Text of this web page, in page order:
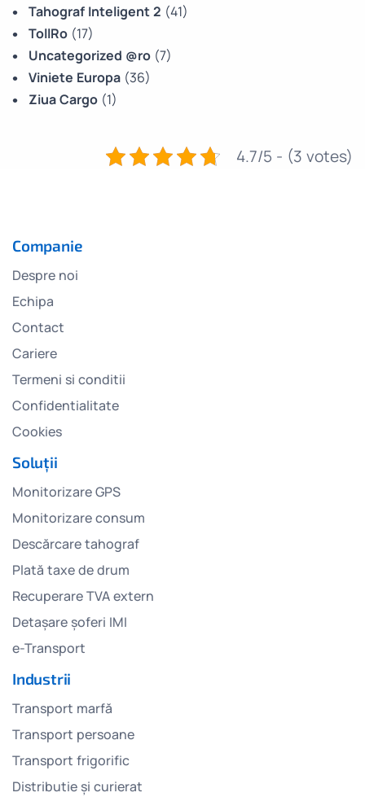
Tahograf Inteligent 2 (41)
TollRo (17)
Uncategorized @ro (7)
Viniete Europa (36)
Ziua Cargo (1)
4.7/5 - (3 votes)
Companie
Despre noi
Echipa
Contact
Cariere
Termeni si conditii
Confidentialitate
Cookies
Soluții
Monitorizare GPS
Monitorizare consum
Descărcare tahograf
Plată taxe de drum
Recuperare TVA extern
Detașare șoferi IMI
e-Transport
Industrii
Transport marfă
Transport persoane
Transport frigorific
Distributie și curierat